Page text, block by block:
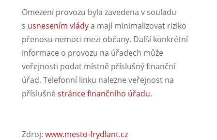
Omezení provozu byla zavedena v souladu
s usnesením vládya mají minimalizovat riziko
přenosu nemoci mezi občany. Další konkrétní
informace o provozu na úřadech může
veřejnosti podat místně příslušný finanční
úřad. Telefonní linku nalezne veřejnost na
příslušné stránce finančního úřadu.
Zdroj: www.mesto-frydlant.cz